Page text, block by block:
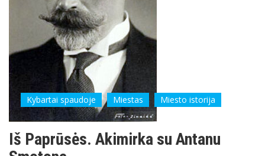
Kybartai spaudoje Miestas Miesto istorija
Iš Paprūsės. Akimirka su Antanu